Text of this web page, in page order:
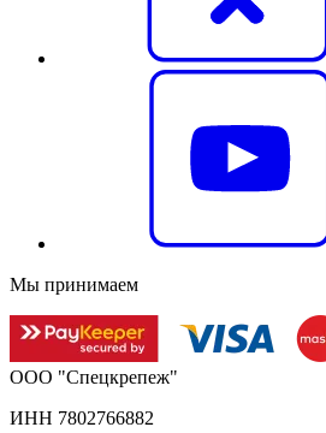
Мы принимаем
ООО "Спецкрепеж"
ИНН 7802766882